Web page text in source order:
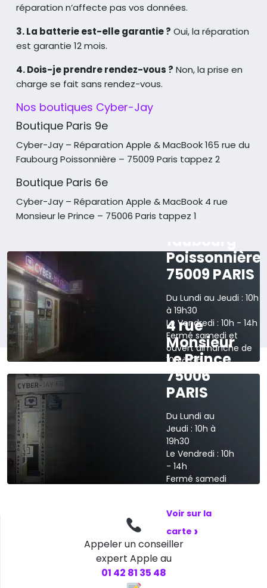
réparation n’affecte pas vos données.
3. La batterie est-elle garantie ? Oui, la réparation
est garantie 12 mois.
4. Dois-je prendre rendez-vous ? Non, la prise en
charge se fait sans rendez-vous.
Nos boutiques Cyber-Jay
Boutique Paris 9e
Cyber-Jay – Réparation Apple & MacBook165 rue du
Faubourg Poissonnière – 75009 Paris tappez 2
Boutique Paris 6e
Cyber-Jay – Réparation Apple & MacBook 4 rue
Monsieur le Prince – 75006 Paris tappez 1165 rue du
Poissonnière
75009 PARIS
Du Lundi au Jeudi : 10h
à 19h30
Le Vendredi : 10h - 14h
Fermé samedi et
ouvert dimanche de
10h à 13h
Voir sur la carte
4 rue
Monsieur
Le Prince
75006
PARIS
Du Lundi au
Jeudi : 10h à
19h30
Le Vendredi : 10h
- 14h
Fermé samedi
Voir sur la
carte ›
Appeler un conseiller
expert Apple au
01 42 81 35 48